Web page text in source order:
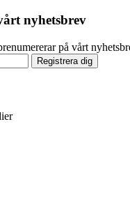
nyhetsbrev
på vårt
Registrera dig